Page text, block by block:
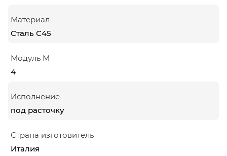
Материал
Сталь С45
Модуль М
4
Исполнение
под расточку
Страна изготовитель
Италия